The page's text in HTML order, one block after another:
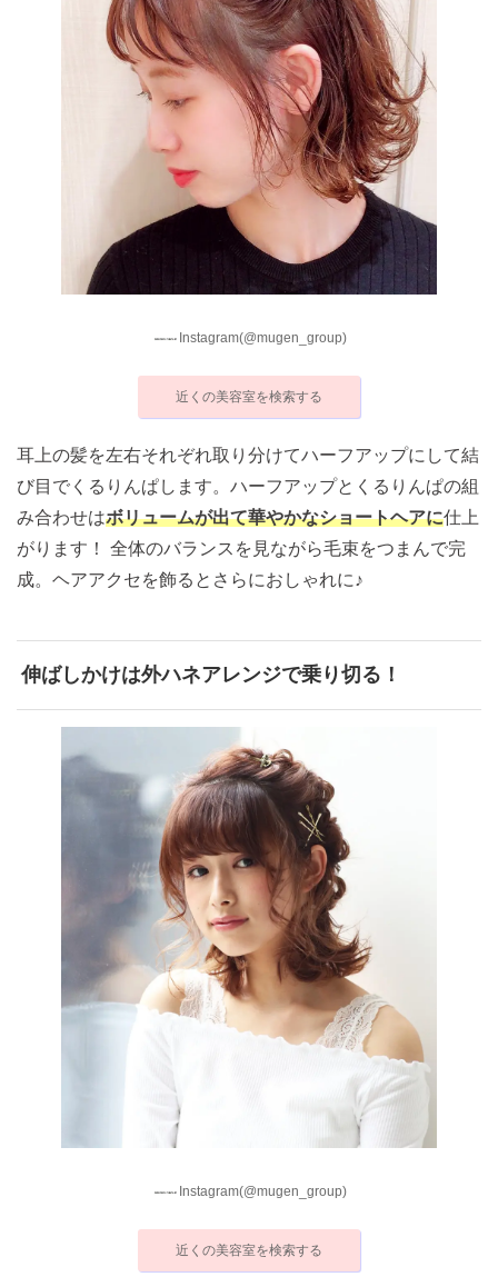
Instagram(@mugen_group)
近くの美容室を検索する
耳上の髪を左右それぞれ取り分けてハーフアップにして結
び目でくるりんぱします。ハーフアップとくるりんぱの組
み合わせはボリュームが出て華やかなショートヘアに仕上
がります！ 全体のバランスを見ながら毛束をつまんで完
成。ヘアアクセを飾るとさらにおしゃれに♪
伸ばしかけは外ハネアレンジで乗り切る！
Instagram(@mugen_group)
近くの美容室を検索する